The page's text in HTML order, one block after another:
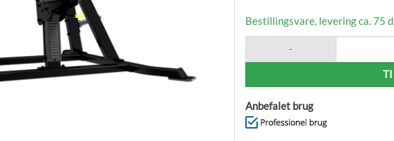
Shoulder Press aktiverer
155,8 x 181,8 x 148,7 (LxBxH)
Bestillingsvare, levering ca. 75
Anbefalet brug